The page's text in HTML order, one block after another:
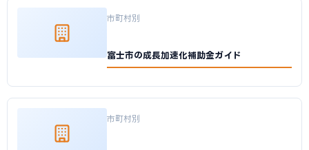
市町村別
富士市の成長加速化補助金ガイド
市町村別